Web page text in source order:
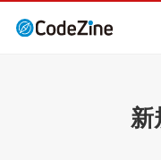
新